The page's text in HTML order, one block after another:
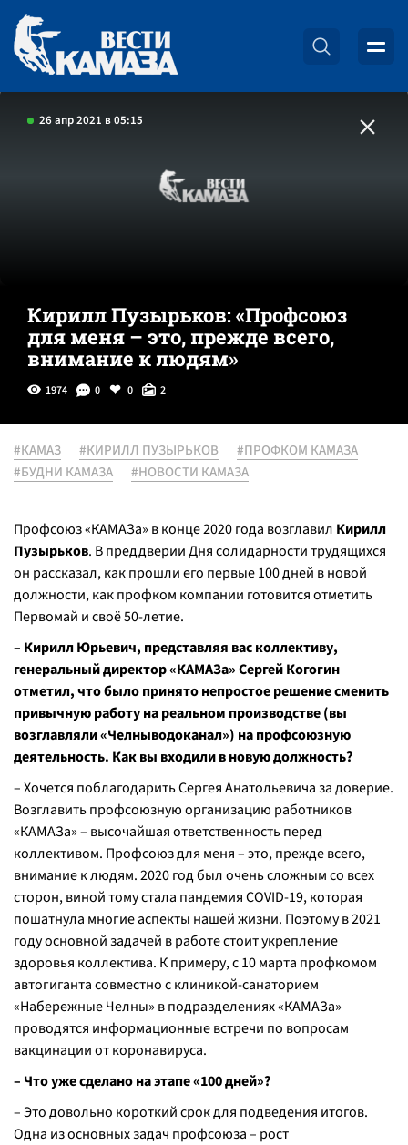
26 апр 2021 в 05:15
Кирилл Пузырьков: «Профсоюз
для меня – это, прежде всего,
внимание к людям»
1974 0 0 2
#КАМАЗ #КИРИЛЛ ПУЗЫРЬКОВ
#ПРОФКОМ КАМАЗА
#БУДНИ КАМАЗА
#НОВОСТИ КАМАЗА
Профсоюз «КАМАЗа» в конце 2020 года возглавил Кирилл
Пузырьков. В преддверии Дня солидарности трудящихся
он рассказал, как прошли его первые 100 дней в новой
должности, как профком компании готовится отметить
Первомай и своё 50-летие.
– Кирилл Юрьевич, представляя вас коллективу,
генеральный директор «КАМАЗа» Сергей Когогин
отметил, что было принято непростое решение сменить
привычную работу на реальном производстве (вы
возглавляли «Челныводоканал») на профсоюзную
деятельность. Как вы входили в новую должность?
– Хочется поблагодарить Сергея Анатольевича за доверие.
Возглавить профсоюзную организацию работников
«КАМАЗа» – высочайшая ответственность перед
коллективом. Профсоюз для меня – это, прежде всего,
внимание к людям. 2020 год был очень сложным со всех
сторон, виной тому стала пандемия COVID-19, которая
пошатнула многие аспекты нашей жизни. Поэтому в 2021
году основной задачей в работе стоит укрепление
здоровья коллектива. К примеру, с 10 марта профкомом
автогиганта совместно с клиникой-санаторием
«Набережные Челны» в подразделениях «КАМАЗа»
проводятся информационные встречи по вопросам
вакцинации от коронавируса.
– Что уже сделано на этапе «100 дней»?
– Это довольно короткий срок для подведения итогов.
Одна из основных задач профсоюза – рост